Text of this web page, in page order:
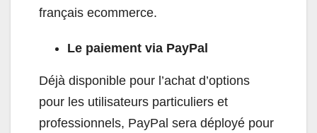
français ecommerce.
Le paiement via PayPal
Déjà disponible pour l’achat d’options
pour les utilisateurs particuliers et
professionnels, PayPal sera déployé pour